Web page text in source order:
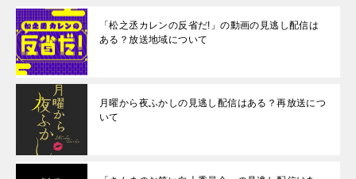
「松之丞カレンの反省だ!」の動画の見逃し配信は
ある？放送地域について
月曜から夜ふかしの見逃し配信はある？再放送につ
いて